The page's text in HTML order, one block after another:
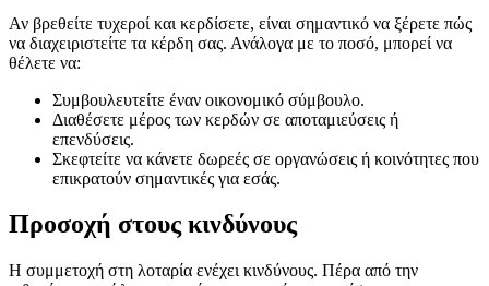
Αν βρεθείτε τυχεροί και κερδίσετε, είναι σημαντικό να ξέρετε πώς
να διαχειριστείτε τα κέρδη σας. Ανάλογα με το ποσό, μπορεί να
θέλετε να:
Συμβουλευτείτε έναν οικονομικό σύμβουλο.
Διαθέσετε μέρος των κερδών σε αποταμιεύσεις ή
επενδύσεις.
Σκεφτείτε να κάνετε δωρεές σε οργανώσεις ή κοινότητες που
επικρατούν σημαντικές για εσάς.
Προσοχή στους κινδύνους
Η συμμετοχή στη λοταρία ενέχει κινδύνους. Πέρα από την